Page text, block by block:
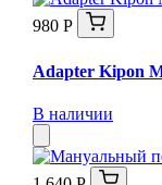
980 Р
Adapter Kipon
В наличии